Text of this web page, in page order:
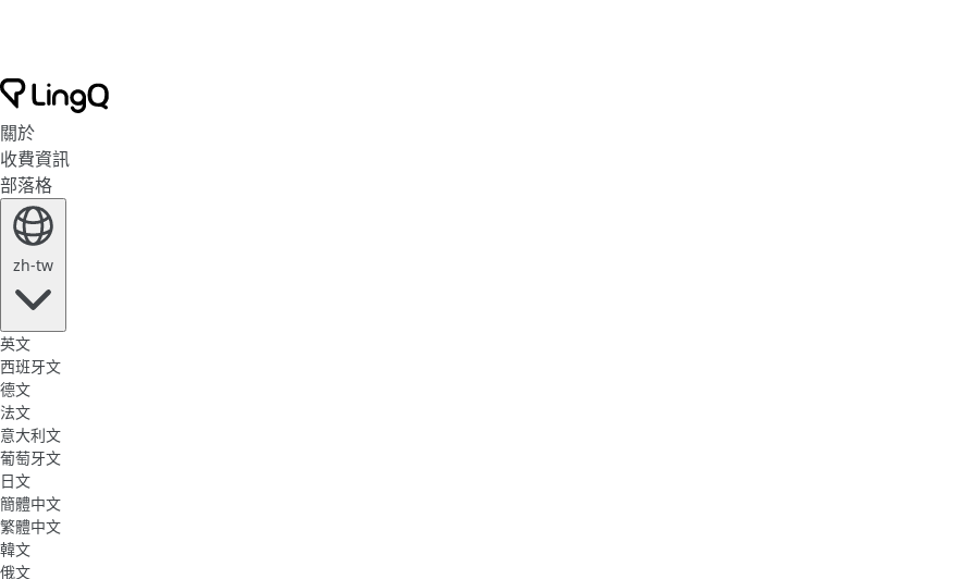
關於
收費資訊
部落格
zh-tw
英文
西班牙文
德文
法文
意大利文
葡萄牙文
日文
簡體中文
繁體中文
韓文
俄文